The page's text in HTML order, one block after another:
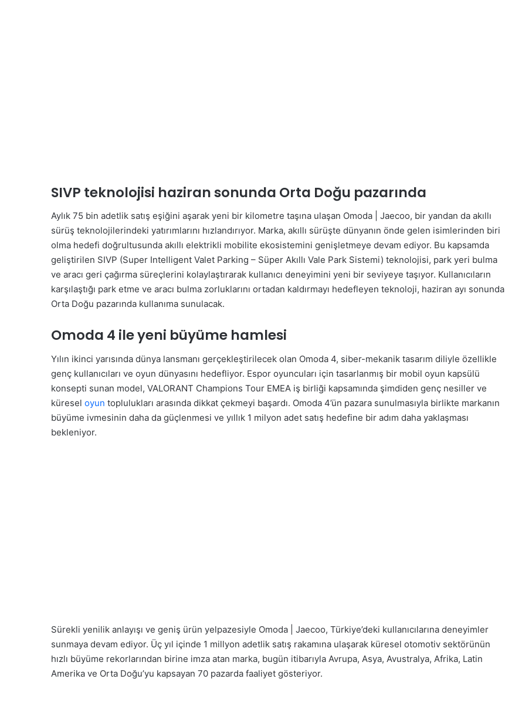
SIVP teknolojisi haziran sonunda Orta Doğu pazarında
Aylık 75 bin adetlik satış eşiğini aşarak yeni bir kilometre taşına ulaşan Omoda | Jaecoo, bir yandan da akıllı
sürüş teknolojilerindeki yatırımlarını hızlandırıyor. Marka, akıllı sürüşte dünyanın önde gelen isimlerinden biri
olma hedefi doğrultusunda akıllı elektrikli mobilite ekosistemini genişletmeye devam ediyor. Bu kapsamda
geliştirilen SIVP (Super Intelligent Valet Parking – Süper Akıllı Vale Park Sistemi) teknolojisi, park yeri bulma
ve aracı geri çağırma süreçlerini kolaylaştırarak kullanıcı deneyimini yeni bir seviyeye taşıyor. Kullanıcıların
karşılaştığı park etme ve aracı bulma zorluklarını ortadan kaldırmayı hedefleyen teknoloji, haziran ayı sonunda
Orta Doğu pazarında kullanıma sunulacak.
Omoda 4 ile yeni büyüme hamlesi
Yılın ikinci yarısında dünya lansmanı gerçekleştirilecek olan Omoda 4, siber-mekanik tasarım diliyle özellikle
genç kullanıcıları ve oyun dünyasını hedefliyor. Espor oyuncuları için tasarlanmış bir mobil oyun kapsülü
konsepti sunan model, VALORANT Champions Tour EMEA iş birliği kapsamında şimdiden genç nesiller ve
küresel oyun toplulukları arasında dikkat çekmeyi başardı. Omoda 4’ün pazara sunulmasıyla birlikte markanın
büyüme ivmesinin daha da güçlenmesi ve yıllık 1 milyon adet satış hedefine bir adım daha yaklaşması
bekleniyor.
Sürekli yenilik anlayışı ve geniş ürün yelpazesiyle Omoda | Jaecoo, Türkiye’deki kullanıcılarına deneyimler
sunmaya devam ediyor. Üç yıl içinde 1 millyon adetlik satış rakamına ulaşarak küresel otomotiv sektörünün
hızlı büyüme rekorlarından birine imza atan marka, bugün itibarıyla Avrupa, Asya, Avustralya, Afrika, Latin
Amerika ve Orta Doğu’yu kapsayan 70 pazarda faaliyet gösteriyor.